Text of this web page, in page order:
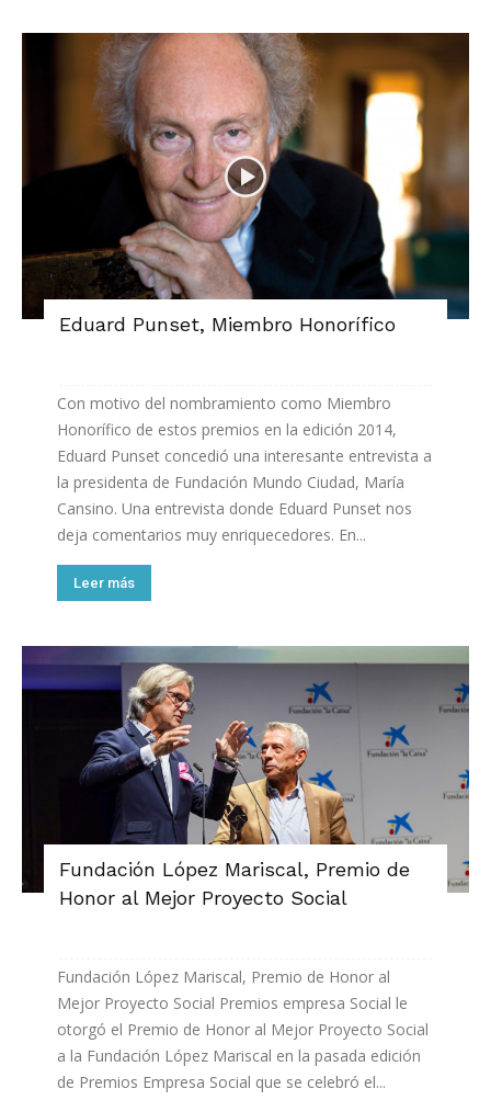
Eduard Punset, Miembro Honorífico
Con motivo del nombramiento como Miembro
Honorífico de estos premios en la edición 2014,
Eduard Punset concedió una interesante entrevista a
la presidenta de Fundación Mundo Ciudad, María
Cansino. Una entrevista donde Eduard Punset nos
deja comentarios muy enriquecedores. En...
Leer más
Fundación López Mariscal, Premio de
Honor al Mejor Proyecto Social
Fundación López Mariscal, Premio de Honor al
Mejor Proyecto Social Premios empresa Social le
otorgó el Premio de Honor al Mejor Proyecto Social
a la Fundación López Mariscal en la pasada edición
de Premios Empresa Social que se celebró el...